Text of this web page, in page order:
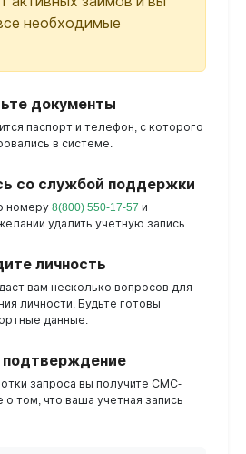
необходимые
документы
паспорт и телефон, с которого
в системе.
со службой поддержки
номеру 8(800) 550-17-57 и
удалить учетную запись.
личность
вам несколько вопросов для
личности. Будьте готовы
данные.
подтверждение
запроса вы получите СМС-
том, что ваша учетная запись